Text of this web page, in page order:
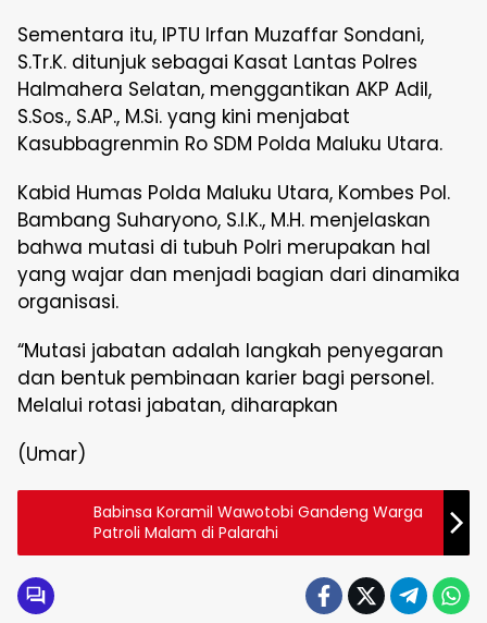
Sementara itu, IPTU Irfan Muzaffar Sondani,
S.Tr.K. ditunjuk sebagai Kasat Lantas Polres
Halmahera Selatan, menggantikan AKP Adil,
S.Sos., S.AP., M.Si. yang kini menjabat
Kasubbagrenmin Ro SDM Polda Maluku Utara.
Kabid Humas Polda Maluku Utara, Kombes Pol.
Bambang Suharyono, S.I.K., M.H. menjelaskan
bahwa mutasi di tubuh Polri merupakan hal
yang wajar dan menjadi bagian dari dinamika
organisasi.
“Mutasi jabatan adalah langkah penyegaran
dan bentuk pembinaan karier bagi personel.
Melalui rotasi jabatan, diharapkan
(Umar)
Babinsa Koramil Wawotobi Gandeng Warga
Patroli Malam di Palarahi